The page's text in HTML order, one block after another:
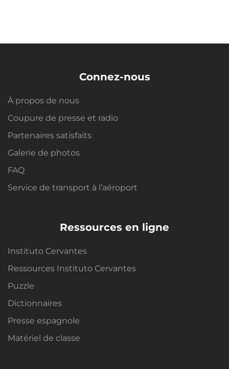
Connez-nous
À propos de nous
Coupure de presse et radio
Partenaires satisfaits
Galerie de photos
FAQ
Service de transport à l’aéroport
Ressources en ligne
Instituto Cervantes
Ressources Instituto Cervantes
Puzzle
Dictionnaires
Presse espagnole
Matériel de classe